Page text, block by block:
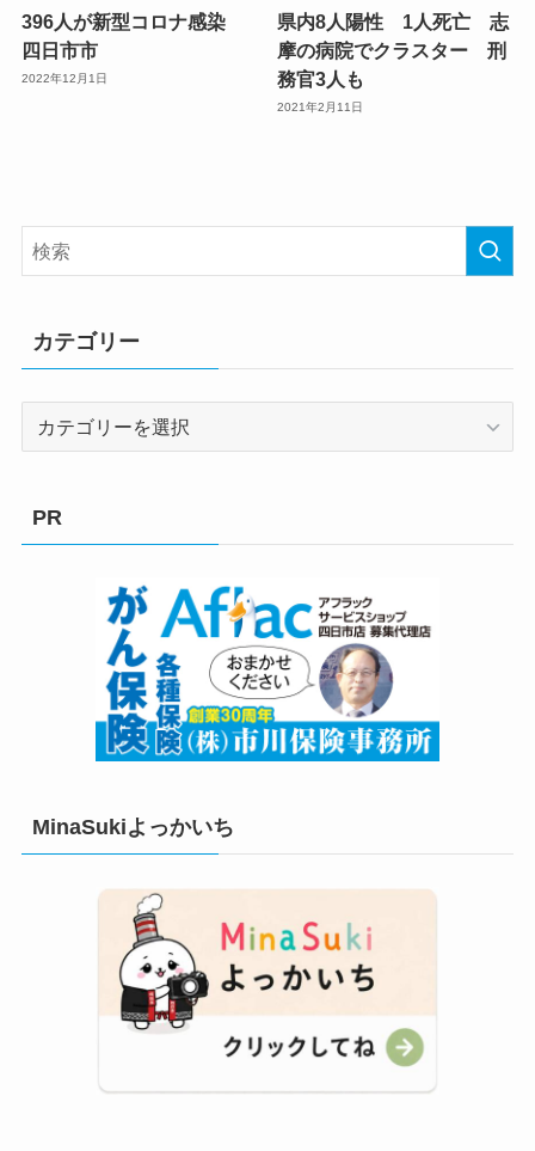
396人が新型コロナ感染
四日市市
2022年12月1日
県内8人陽性 1人死亡 志
摩の病院でクラスター 刑
務官3人も
2021年2月11日
カテゴリー
PR
MinaSukiよっかいち